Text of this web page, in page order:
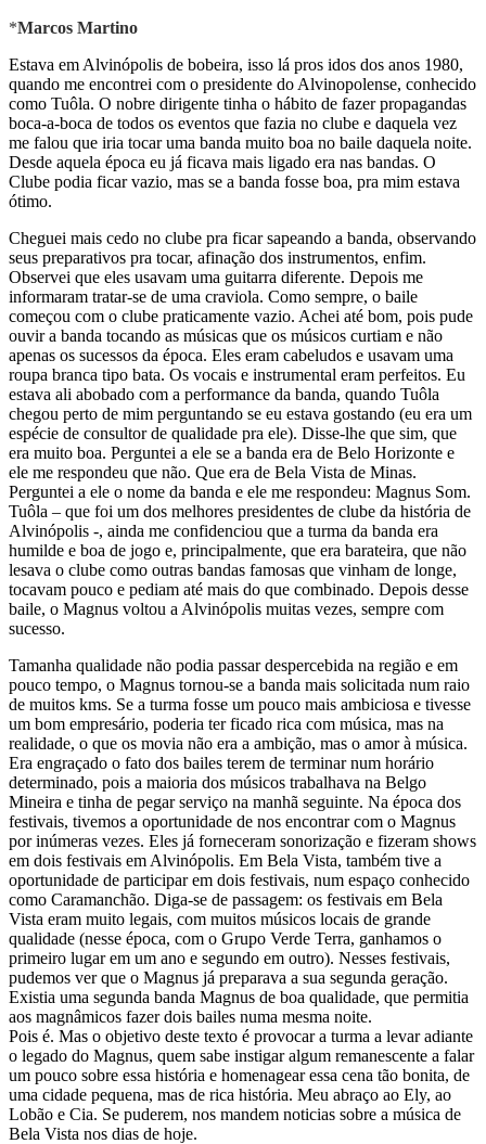
*Marcos Martino
Estava em Alvinópolis de bobeira, isso lá pros idos dos anos 1980,
quando me encontrei com o presidente do Alvinopolense, conhecido
como Tuôla. O nobre dirigente tinha o hábito de fazer propagandas
boca-a-boca de todos os eventos que fazia no clube e daquela vez
me falou que iria tocar uma banda muito boa no baile daquela noite.
Desde aquela época eu já ficava mais ligado era nas bandas. O
Clube podia ficar vazio, mas se a banda fosse boa, pra mim estava
ótimo.
Cheguei mais cedo no clube pra ficar sapeando a banda, observando
seus preparativos pra tocar, afinação dos instrumentos, enfim.
Observei que eles usavam uma guitarra diferente. Depois me
informaram tratar-se de uma craviola. Como sempre, o baile
começou com o clube praticamente vazio. Achei até bom, pois pude
ouvir a banda tocando as músicas que os músicos curtiam e não
apenas os sucessos da época. Eles eram cabeludos e usavam uma
roupa branca tipo bata. Os vocais e instrumental eram perfeitos. Eu
estava ali abobado com a performance da banda, quando Tuôla
chegou perto de mim perguntando se eu estava gostando (eu era um
espécie de consultor de qualidade pra ele). Disse-lhe que sim, que
era muito boa. Perguntei a ele se a banda era de Belo Horizonte e
ele me respondeu que não. Que era de Bela Vista de Minas.
Perguntei a ele o nome da banda e ele me respondeu: Magnus Som.
Tuôla – que foi um dos melhores presidentes de clube da história de
Alvinópolis -, ainda me confidenciou que a turma da banda era
humilde e boa de jogo e, principalmente, que era barateira, que não
lesava o clube como outras bandas famosas que vinham de longe,
tocavam pouco e pediam até mais do que combinado. Depois desse
baile, o Magnus voltou a Alvinópolis muitas vezes, sempre com
sucesso.
Tamanha qualidade não podia passar despercebida na região e em
pouco tempo, o Magnus tornou-se a banda mais solicitada num raio
de muitos kms. Se a turma fosse um pouco mais ambiciosa e tivesse
um bom empresário, poderia ter ficado rica com música, mas na
realidade, o que os movia não era a ambição, mas o amor à música.
Era engraçado o fato dos bailes terem de terminar num horário
determinado, pois a maioria dos músicos trabalhava na Belgo
Mineira e tinha de pegar serviço na manhã seguinte. Na época dos
festivais, tivemos a oportunidade de nos encontrar com o Magnus
por inúmeras vezes. Eles já forneceram sonorização e fizeram shows
em dois festivais em Alvinópolis. Em Bela Vista, também tive a
oportunidade de participar em dois festivais, num espaço conhecido
como Caramanchão. Diga-se de passagem: os festivais em Bela
Vista eram muito legais, com muitos músicos locais de grande
qualidade (nesse época, com o Grupo Verde Terra, ganhamos o
primeiro lugar em um ano e segundo em outro). Nesses festivais,
pudemos ver que o Magnus já preparava a sua segunda geração.
Existia uma segunda banda Magnus de boa qualidade, que permitia
aos magnâmicos fazer dois bailes numa mesma noite.
Pois é. Mas o objetivo deste texto é provocar a turma a levar adiante
o legado do Magnus, quem sabe instigar algum remanescente a falar
um pouco sobre essa história e homenagear essa cena tão bonita, de
uma cidade pequena, mas de rica história. Meu abraço ao Ely, ao
Lobão e Cia. Se puderem, nos mandem noticias sobre a música de
Bela Vista nos dias de hoje.